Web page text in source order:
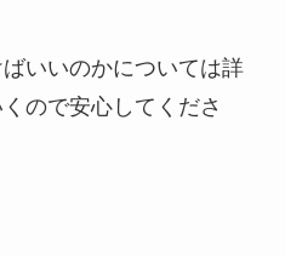
いいのかについては詳
ので安心してくださ